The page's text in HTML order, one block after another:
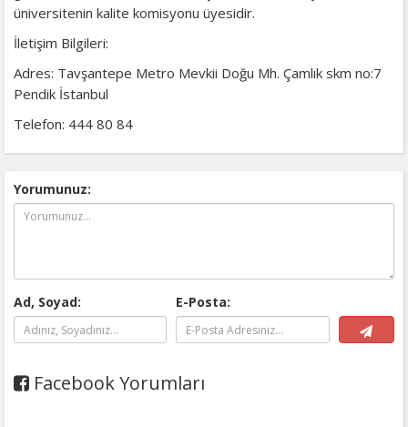
üniversitenin kalite komisyonu üyesidir.
​İletişim Bilgileri:
​Adres: Tavşantepe Metro Mevkii Doğu Mh. Çamlık skm no:7
Pendik İstanbul
​Telefon: 444 80 84
Yorumunuz:
Ad, Soyad: E-Posta:
Facebook Yorumları